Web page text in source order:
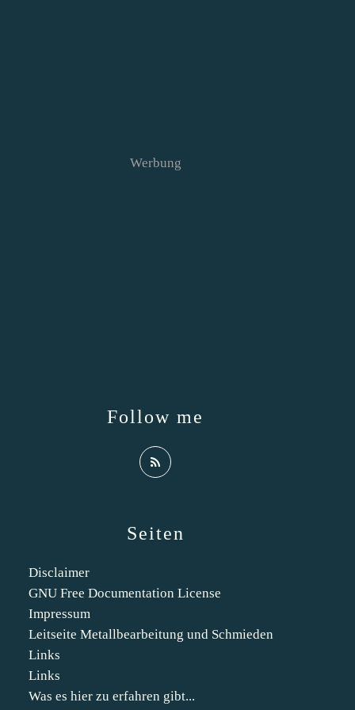
Seiten
Disclaimer
GNU Free Documentation License
Impressum
Leitseite Metallbearbeitung und Schmieden
Links
Links
Was es hier zu erfahren gibt...
Follow me
Werbung